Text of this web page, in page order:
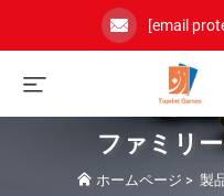
[email
ファミリ
ホームページ > 製